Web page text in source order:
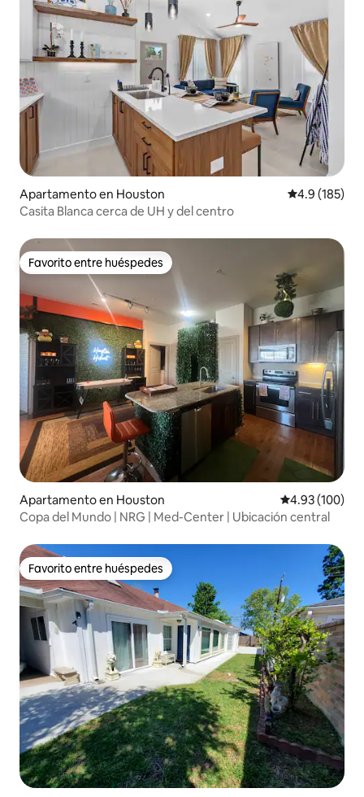
Apartamento en Houston Calificación
4.9 (185)
Casita Blanca cerca de UH y del centro
Favorito entre huéspedes
Favorito entre huéspedes
Apartamento en Houston Calificación
4.93 (100)
Copa del Mundo | NRG | Med-Center | Ubicación central
Favorito entre huéspedes
Favorito entre huéspedes